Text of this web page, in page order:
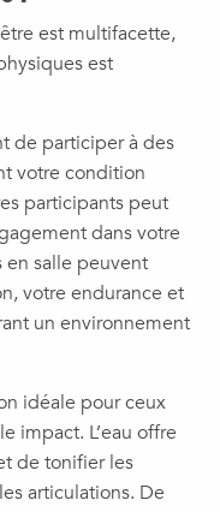
est multifacette,
est
de participer à des
votre condition
participants peut
dans votre
en salle peuvent
votre endurance et
un environnement
idéale pour ceux
impact. L’eau offre
de tonifier les
articulations. De